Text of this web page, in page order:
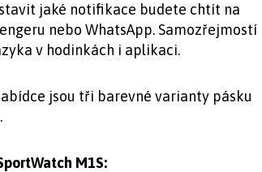
jaké notifikace budete chtít na
nebo WhatsApp. Samozřejmostí
v hodinkách i aplikaci.
jsou tři barevné varianty pásku
M1S: